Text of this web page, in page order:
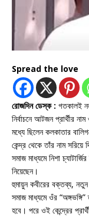
Spread the love
রোজদিন ডেস্ক : গতকালই
নির্বাচনে আটজন প্রার্থীর
মধ্যে ছিলেন কলকাতার
কেন্দ্র থেকে তাঁর নাম
সমাজ মাধ্যমে নিশা
নিয়েছেন।
হুমায়ুন কবীরের বক্তব্য, নতুন
সমাজ মাধ্যমে ওঁর “অঙ্গভঙ্গি”
হবে। পরে ওই কেন্দ্রের